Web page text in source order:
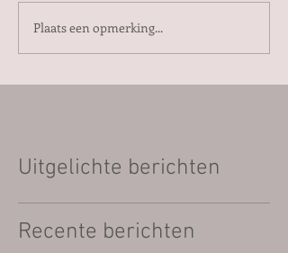
Plaats een opmerking...
Uitgelichte berichten
Recente berichten